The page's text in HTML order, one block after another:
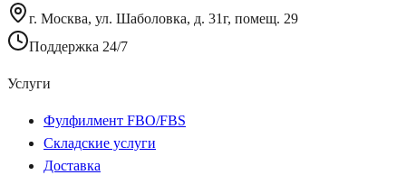
г. Москва, ул. Шаболовка, д. 31г, помещ. 29
Поддержка 24/7
Услуги
Фулфилмент FBO/FBS
Складские услуги
Доставка